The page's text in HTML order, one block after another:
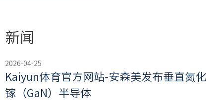
新闻
2026-04-25
Kaiyun体育官方网站-安森美发布垂直氮化
镓（GaN）半导体